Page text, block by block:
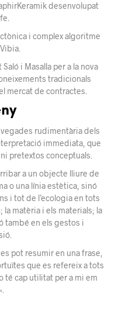
desenvolupat
i complex algoritme
i Masalla per a la nova
tradicionals
mercat de contractes.
vegades rudimentària dels
immediata, que
pretextos conceptuals.
a un objecte lliure de
o una línia estètica, sinó
i tot de l’ecologia en tots
matèria i els materials; la
també en els gestos i
pot resumir en una frase,
que es refereix a tots
té cap utilitat per a mi em